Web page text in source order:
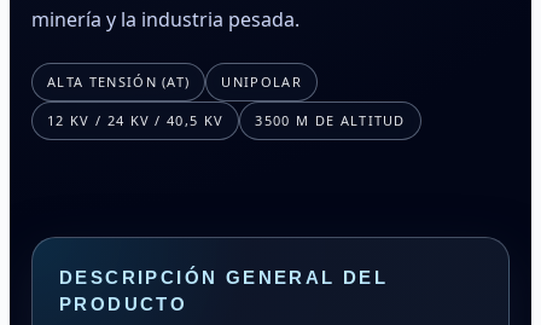
minería y la industria pesada.
ALTA TENSIÓN (AT) UNIPOLAR
12 KV / 24 KV / 40,5 KV 3500 M DE ALTITUD
DESCRIPCIÓN GENERAL DEL
PRODUCTO